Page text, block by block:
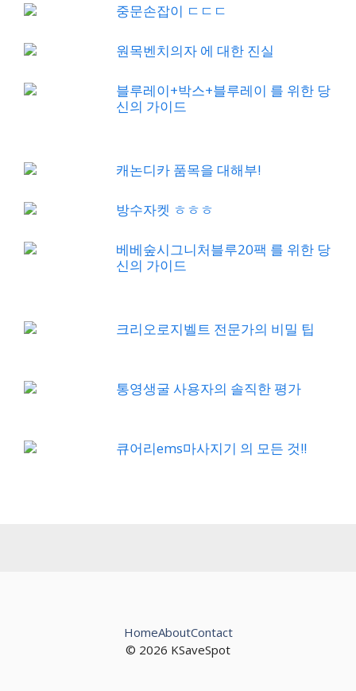
중문손잡이 ㄷㄷㄷ
원목벤치의자 에 대한 진실
블루레이+박스+블루레이 를 위한 당
신의 가이드
캐논디카 품목을 대해부!
방수자켓 ㅎㅎㅎ
베베숲시그니처블루20팩 를 위한 당
신의 가이드
크리오로지벨트 전문가의 비밀 팁
통영생굴 사용자의 솔직한 평가
큐어리ems마사지기 의 모든 것!!
© 2026 KSaveSpot
HomeAboutContact